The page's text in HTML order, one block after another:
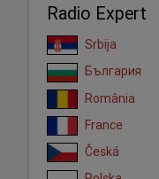
Radio Expert
Srbija
България
România
France
Česká